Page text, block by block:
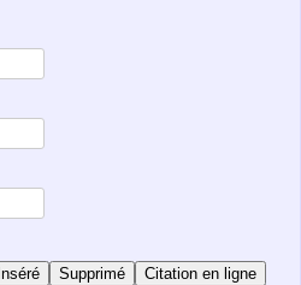
Inséré Supprimé
Citation en ligne